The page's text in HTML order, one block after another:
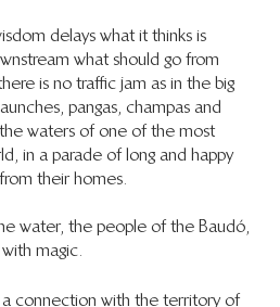
delays what it thinks is
what should go from
is no traffic jam as in the big
pangas, champas and
waters of one of the most
in a parade of long and happy
their homes.
water, the people of the Baudó,
magic.
connection with the territory of